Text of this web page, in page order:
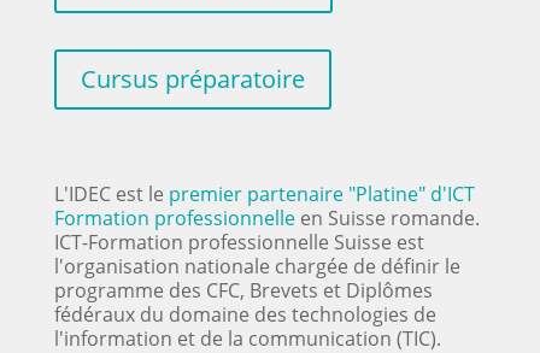
Cursus préparatoire
L'IDEC est le premier partenaire "Platine" d'ICT
Formation professionnelleen Suisse romande.
ICT-Formation professionnelle Suisse est
l'organisation nationale chargée de définir le
programme des CFC, Brevets et Diplômes
fédéraux du domaine des technologies de
l'information et de la communication (TIC).